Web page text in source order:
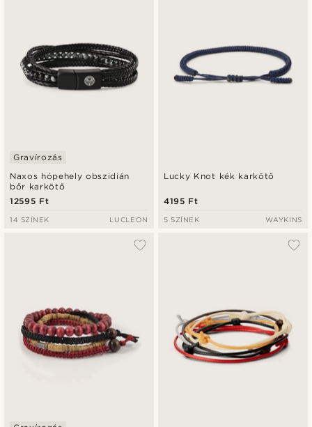
Naxos hópehely obszidián
bőr karkötő
Gravírozás
12595 Ft
14 SZÍNEK LUCLEON
Lucky Knot kék karkötő
4195 Ft
5 SZÍNEK WAYKINS